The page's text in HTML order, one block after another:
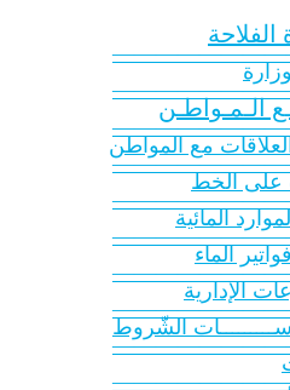
الفلاحة
الـمـواطـن
مع المواطن
على الخط
المائية
الماء
الإدارية
الشّروط